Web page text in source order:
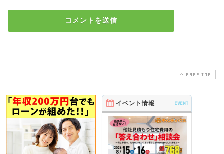
PAGE TOP
イベント情報 EVENT